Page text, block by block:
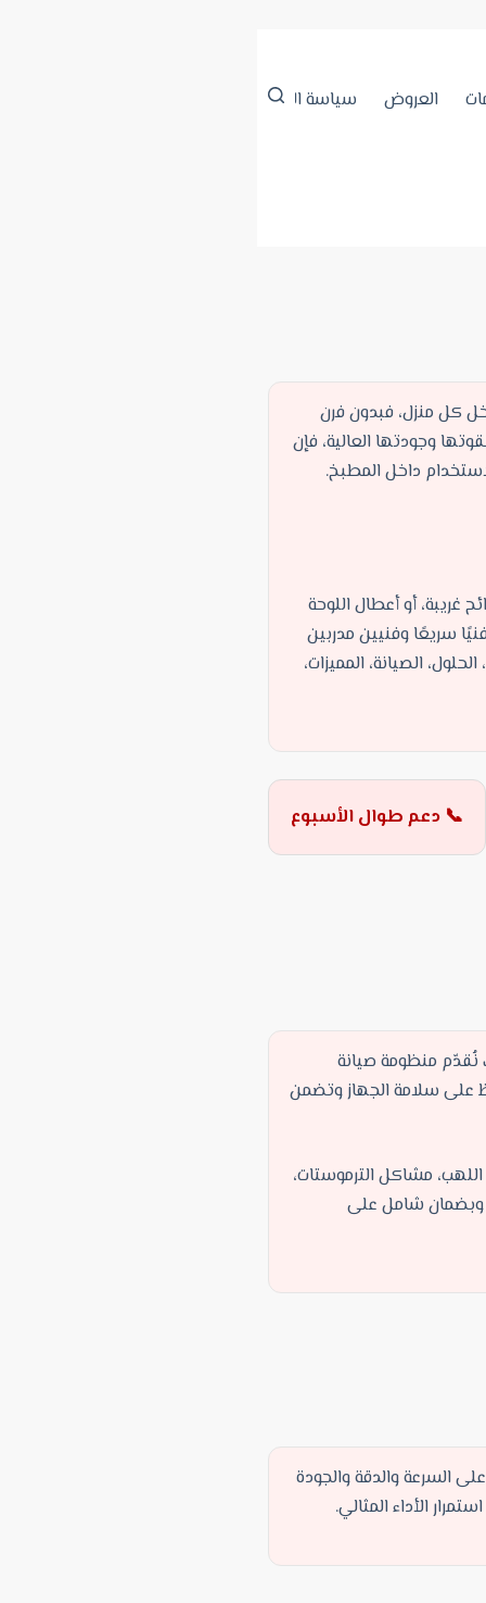
العروض سياسة الخصوصية
كل منزل، فبدون فرن
وجودتها العالية، فإن
داخل المطبخ.
غريبة، أو أعطال اللوحة
سريعًا وفنيين مدربين
الصيانة، المميزات،
📞 دعم طوال الأسبوع
نُقدّم منظومة صيانة
على سلامة الجهاز وتضمن
مشاكل الترموستات،
وبضمان شامل على
السرعة والدقة والجودة
الأداء المثالي.